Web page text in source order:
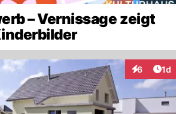
– Vernissage zeigt
6 1d